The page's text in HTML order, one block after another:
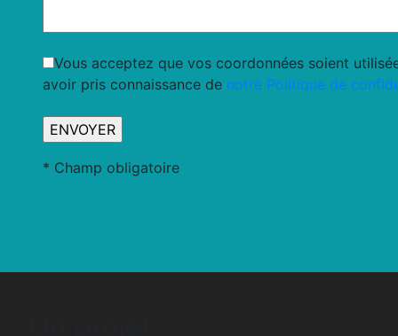
Vous acceptez que vos coordonnées soient
avoir pris connaissance de notre Politique de
* Champ obligatoire